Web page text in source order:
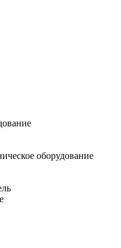
оборудование